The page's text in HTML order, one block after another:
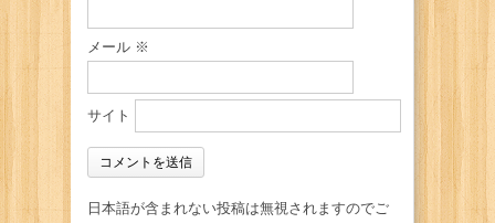
メール ※
サイト
日本語が含まれない投稿は無視されますのでご